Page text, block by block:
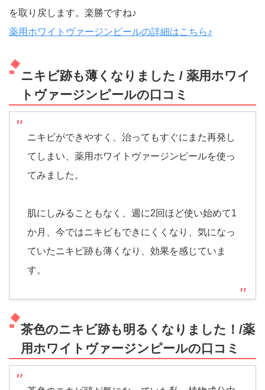
を取り戻します。楽勝ですね♪
薬用ホワイトヴァージンピールの詳細はこちら♪
ニキビ跡も薄くなりました / 薬用ホワイ
トヴァージンピールの口コミ
ニキビができやすく、治ってもすぐにまた再発し
てしまい、薬用ホワイトヴァージンピールを使っ
てみました。
肌にしみることもなく、週に2回ほど使い始めて1
か月、今ではニキビもできにくくなり、気になっ
ていたニキビ跡も薄くなり、効果を感じていま
す。
茶色のニキビ跡も明るくなりました！/薬
用ホワイトヴァージンピールの口コミ